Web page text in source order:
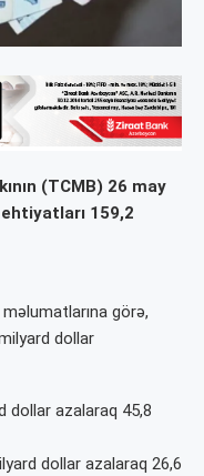
(TCMB) 26 may
159,2
görə,
dollar
dollar azalaraq 45,8
dollar azalaraq 26,6